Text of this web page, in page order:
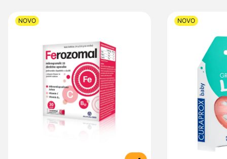
NOVO NOVO